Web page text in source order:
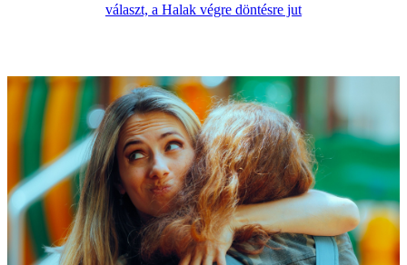
választ, a Halak végre döntésre jut